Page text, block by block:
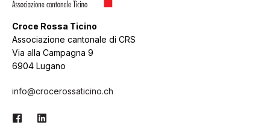
Croce Rossa Ticino
Associazione cantonale di CRS
Via alla Campagna 9
6904 Lugano
info@crocerossaticino.ch